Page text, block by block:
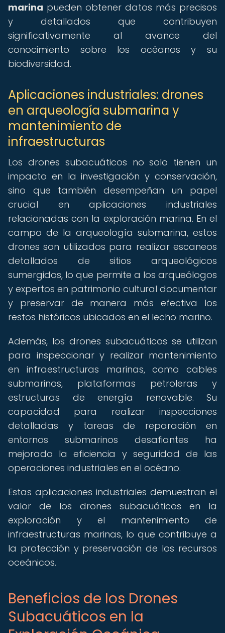
marina pueden obtener datos más precisos
y detallados que contribuyen
significativamente al avance del
conocimiento sobre los océanos y su
biodiversidad.
Aplicaciones industriales: drones
en arqueología submarina y
mantenimiento de
infraestructuras
Los drones subacuáticos no solo tienen un
impacto en la investigación y conservación,
sino que también desempeñan un papel
crucial en aplicaciones industriales
relacionadas con la exploración marina. En el
campo de la arqueología submarina, estos
drones son utilizados para realizar escaneos
detallados de sitios arqueológicos
sumergidos, lo que permite a los arqueólogos
y expertos en patrimonio cultural documentar
y preservar de manera más efectiva los
restos históricos ubicados en el lecho marino.
Además, los drones subacuáticos se utilizan
para inspeccionar y realizar mantenimiento
en infraestructuras marinas, como cables
submarinos, plataformas petroleras y
estructuras de energía renovable. Su
capacidad para realizar inspecciones
detalladas y tareas de reparación en
entornos submarinos desafiantes ha
mejorado la eficiencia y seguridad de las
operaciones industriales en el océano.
Estas aplicaciones industriales demuestran el
valor de los drones subacuáticos en la
exploración y el mantenimiento de
infraestructuras marinas, lo que contribuye a
la protección y preservación de los recursos
oceánicos.
Beneficios de los Drones
Subacuáticos en la